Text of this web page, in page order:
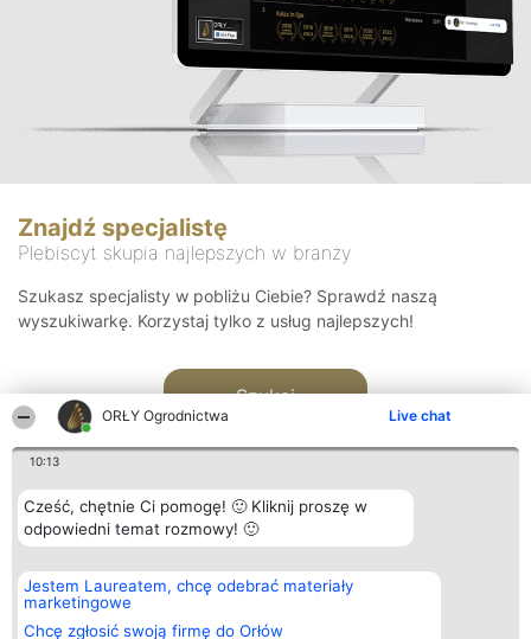
ORŁY Ogrodnictwa Live chat
10:13
Cześć, chętnie Ci pomogę! 🙂 Kliknij proszę w
odpowiedni temat rozmowy! 🙂
Jestem Laureatem, chcę odebrać materiały
marketingowe
Chcę zgłosić swoją firmę do Orłów
Znajdź specjalistę
Plebiscyt skupia najlepszych w branży
Szukasz specjalisty w pobliżu Ciebie? Sprawdź naszą
wyszukiwarkę. Korzystaj tylko z usług najlepszych!
Szukaj
Organizator plebiscytu
Bright Side Solutions sp. z o.
o. sp. k.
ul. Ruska 22
Plebiscyt
Laureaci
wszystkich
Kontakt
Kontakt